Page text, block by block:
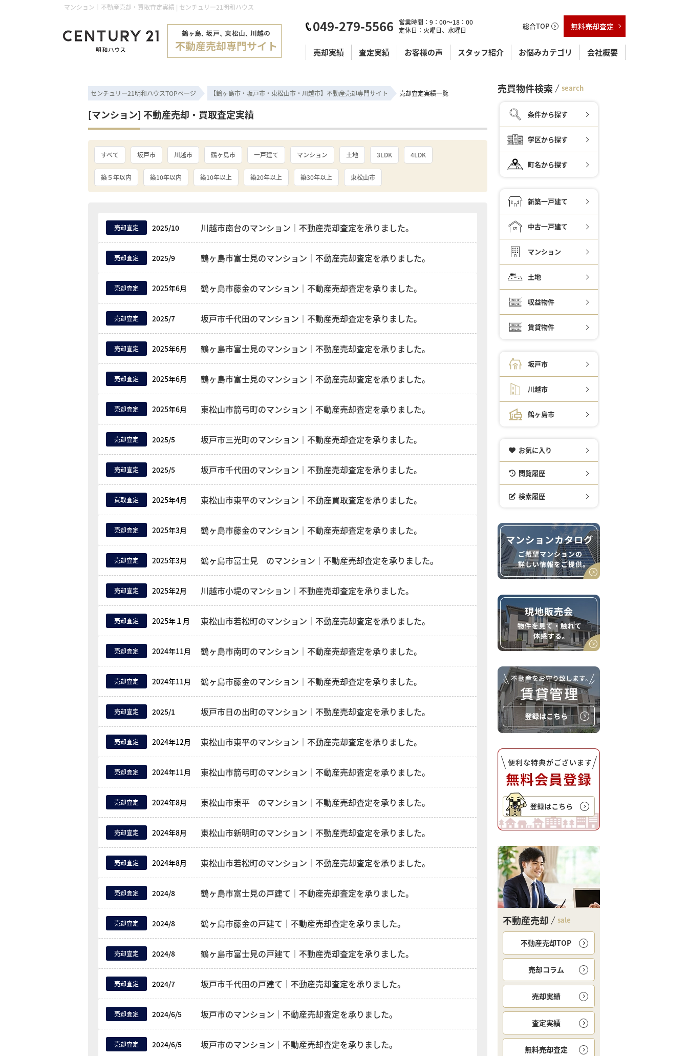
マンション｜不動産売却・買取査定実績 | センチュリー21明和ハウス
049-279-5566
営業時間：9：00～18：00
定休日：火曜日、水曜日
総合TOP 無料売却査定
売却実績 査定実績 お客様の声 スタッフ紹介 お悩みカテゴリ 会社概要
センチュリー21明和ハウスTOPページ 【鶴ヶ島市・坂戸市・東松山市・川越市】不動産売却専門サイト 売却査定実績一覧
[マンション] 不動産売却・買取査定実績
すべて 坂戸市 川越市 鶴ヶ島市 一戸建て マンション 土地 3LDK 4LDK
築５年以内 築10年以内 築10年以上 築20年以上 築30年以上 東松山市
売却査定 2025/10 川越市南台のマンション｜不動産売却査定を承りました。
売却査定 2025/9 鶴ヶ島市富士見のマンション｜不動産売却査定を承りました。
売却査定 2025年6月 鶴ヶ島市藤金のマンション｜不動産売却査定を承りました。
売却査定 2025/7 坂戸市千代田のマンション｜不動産売却査定を承りました。
売却査定 2025年6月 鶴ヶ島市富士見のマンション｜不動産売却査定を承りました。
売却査定 2025年6月 鶴ヶ島市富士見のマンション｜不動産売却査定を承りました。
売却査定 2025年6月 東松山市箭弓町のマンション｜不動産売却査定を承りました。
売却査定 2025/5 坂戸市三光町のマンション｜不動産売却査定を承りました。
売却査定 2025/5 坂戸市千代田のマンション｜不動産売却査定を承りました。
買取査定 2025年4月 東松山市東平のマンション｜不動産買取査定を承りました。
売却査定 2025年3月 鶴ヶ島市藤金のマンション｜不動産売却査定を承りました。
売却査定 2025年3月 鶴ヶ島市富士見 のマンション｜不動産売却査定を承りました。
売却査定 2025年2月 川越市小堤のマンション｜不動産売却査定を承りました。
売却査定 2025年１月 東松山市若松町のマンション｜不動産売却査定を承りました。
売却査定 2024年11月 鶴ヶ島市南町のマンション｜不動産売却査定を承りました。
売却査定 2024年11月 鶴ヶ島市藤金のマンション｜不動産売却査定を承りました。
売却査定 2025/1 坂戸市日の出町のマンション｜不動産売却査定を承りました。
売却査定 2024年12月 東松山市東平のマンション｜不動産売却査定を承りました。
売却査定 2024年11月 東松山市箭弓町のマンション｜不動産売却査定を承りました。
売却査定 2024年8月 東松山市東平 のマンション｜不動産売却査定を承りました。
売却査定 2024年8月 東松山市新明町のマンション｜不動産売却査定を承りました。
売却査定 2024年8月 東松山市若松町のマンション｜不動産売却査定を承りました。
売却査定 2024/8 鶴ヶ島市富士見の戸建て｜不動産売却査定を承りました。
売却査定 2024/8 鶴ヶ島市藤金の戸建て｜不動産売却査定を承りました。
売却査定 2024/8 鶴ヶ島市富士見の戸建て｜不動産売却査定を承りました。
売却査定 2024/7 坂戸市千代田の戸建て｜不動産売却査定を承りました。
売却査定 2024/6/5 坂戸市のマンション｜不動産売却査定を承りました。
売却査定 2024/6/5 坂戸市のマンション｜不動産売却査定を承りました。
売買物件検索 search
条件から探す
学区から探す
町名から探す
新築一戸建て
中古一戸建て
マンション
土地
収益物件
賃貸物件
坂戸市
川越市
鶴ヶ島市
お気に入り
閲覧履歴
検索履歴
不動産売却 sale
不動産売却TOP
売却コラム
売却実績
査定実績
無料売却査定